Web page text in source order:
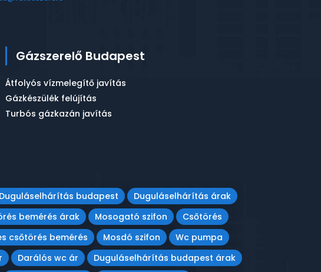
Gázszerelő Budapest
Átfolyós vízmelegítő javítás
Gázkészülék felújítás
Turbós gázkazán javítás
Duguláselhárítás budapest
Duguláselhárítás árak
bemérés árak Mosogató szifon
Csőtörés
csőtörés bemérés Mosdó szifon
Wc pumpa
Darálós wc ár Duguláselhárítás budapest árak